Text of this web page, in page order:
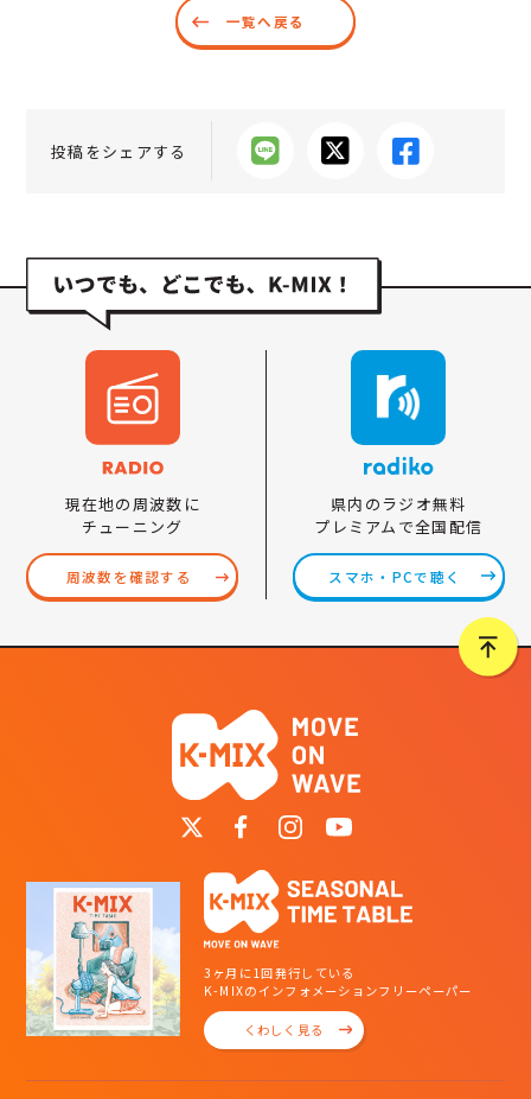
一覧へ戻る
投稿をシェアする
現在地の周波数に
チューニング
周波数を確認する
県内のラジオ無料
プレミアムで全国配信
スマホ・PCで聴く
3ヶ月に1回発行している
K-MIXのインフォメーションフリーペーパー
くわしく見る